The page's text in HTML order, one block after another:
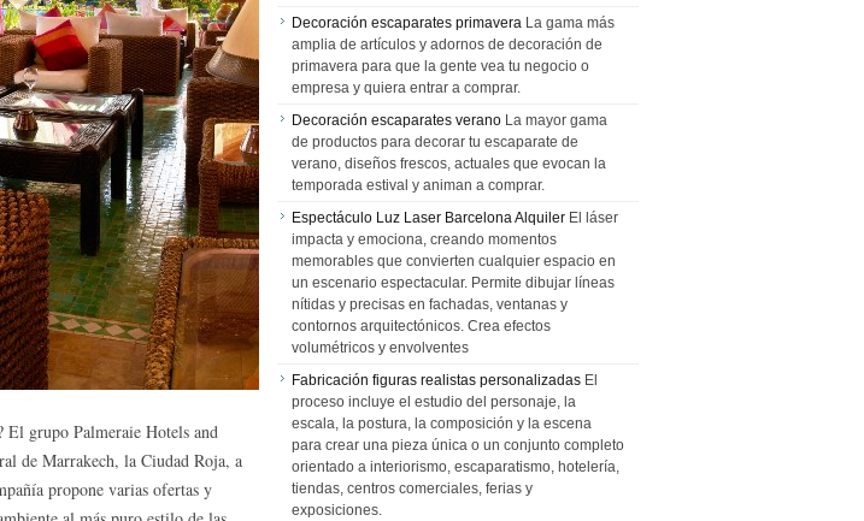
El grupo Palmeraie Hotels and
de Marrakech, la Ciudad Roja, a
propone varias ofertas y
Decoración escaparates primavera La gama más
amplia de artículos y adornos de decoración de
primavera para que la gente vea tu negocio o
empresa y quiera entrar a comprar.
Decoración escaparates verano La mayor gama
de productos para decorar tu escaparate de
verano, diseños frescos, actuales que evocan la
temporada estival y animan a comprar.
Espectáculo Luz Laser Barcelona Alquiler El láser
impacta y emociona, creando momentos
memorables que convierten cualquier espacio en
un escenario espectacular. Permite dibujar líneas
nítidas y precisas en fachadas, ventanas y
contornos arquitectónicos. Crea efectos
volumétricos y envolventes
Fabricación figuras realistas personalizadas El
proceso incluye el estudio del personaje, la
escala, la postura, la composición y la escena
para crear una pieza única o un conjunto completo
orientado a interiorismo, escaparatismo, hotelería,
tiendas, centros comerciales, ferias y
exposiciones.